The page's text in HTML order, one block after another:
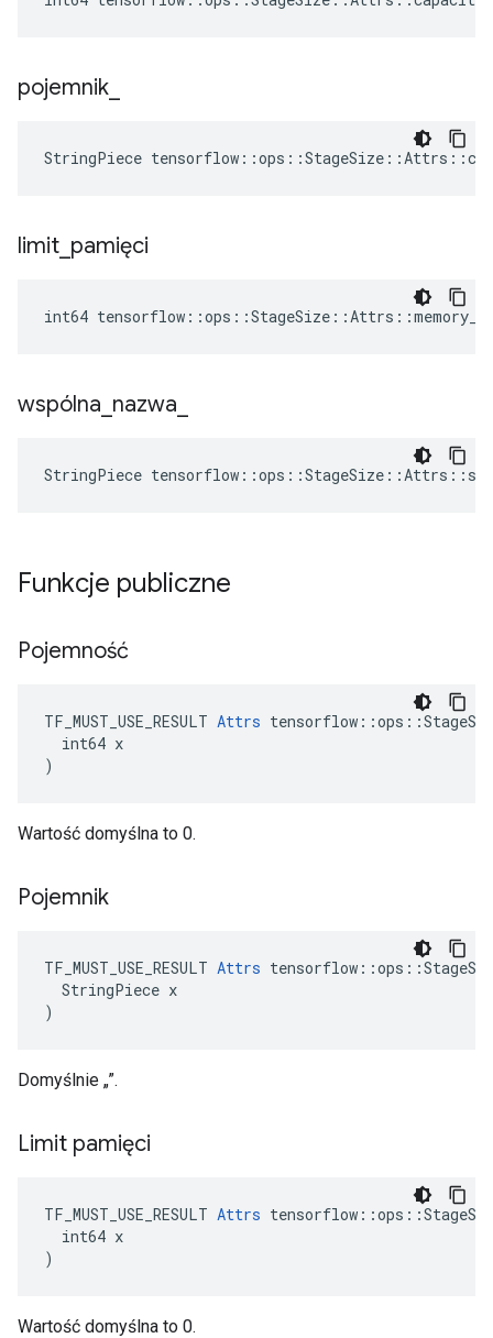
pojemnik
StringPiece
limit pamięci
int64
wspólna nazwa
StringPiece
Funkcje publiczne
Pojemność
TF_MUST_USE_RESULT Attrs
  int64 x
)
Wartość domyślna to 0.
Pojemnik
TF_MUST_USE_RESULT Attrs
  StringPiece x
)
Domyślnie „”.
Limit pamięci
TF_MUST_USE_RESULT Attrs
  int64 x
)
Wartość domyślna to 0.